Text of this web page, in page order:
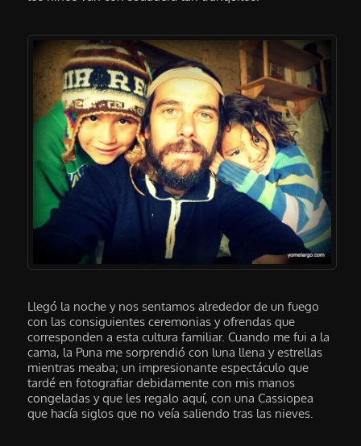
Llegó la noche y nos sentamos alrededor de un fuego
con las consiguientes ceremonias y ofrendas que
corresponden a esta cultura familiar. Cuando me fui a la
cama, la Puna me sorprendió con luna llena y estrellas
mientras meaba; un impresionante espectáculo que
tardé en fotografiar debidamente con mis manos
congeladas y que les regalo aquí, con una Cassiopea
que hacía siglos que no veía saliendo tras las nieves.